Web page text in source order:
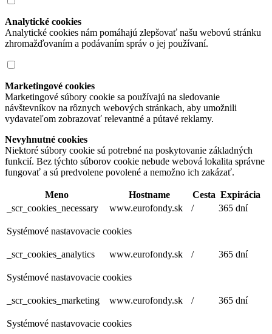
Analytické cookies
Analytické cookies nám pomáhajú zlepšovať našu webovú stránku
zhromažďovaním a podávaním správ o jej používaní.
Marketingové cookies
Marketingové súbory cookie sa používajú na sledovanie
návštevníkov na rôznych webových stránkach, aby umožnili
vydavateľom zobrazovať relevantné a pútavé reklamy.
Nevyhnutné cookies
Niektoré súbory cookie sú potrebné na poskytovanie základných
funkcií. Bez týchto súborov cookie nebude webová lokalita správne
fungovať a sú predvolene povolené a nemožno ich zakázať.
Meno Hostname Cesta Expirácia
_scr_cookies_necessary
www.eurofondy.sk / 365 dní
Systémové nastavovacie cookies
_scr_cookies_analytics www.eurofondy.sk / 365 dní
Systémové nastavovacie cookies
_scr_cookies_marketing www.eurofondy.sk / 365 dní
Systémové nastavovacie cookies